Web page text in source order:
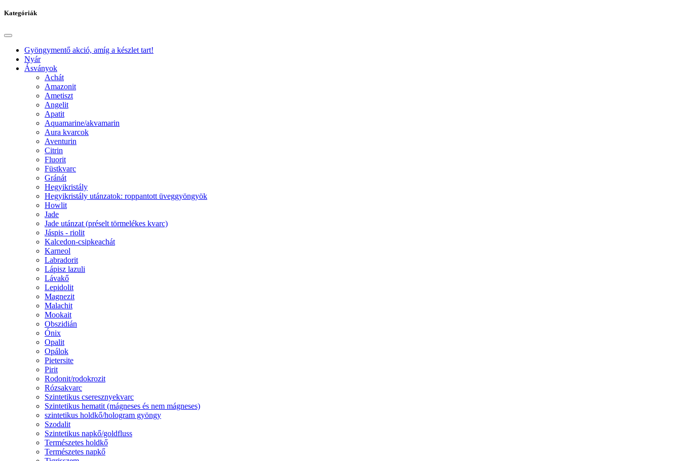
Kategóriák
Gyöngymentő akció, amíg a készlet tart!
Nyár
Ásványok
Achát
Amazonit
Ametiszt
Angelit
Apatit
Aquamarine/akvamarin
Aura kvarcok
Aventurin
Citrin
Fluorit
Füstkvarc
Gránát
Hegyikristály
Hegyikristály utánzatok: roppantott üveggyöngyök
Howlit
Jade
Jade utánzat (préselt törmelékes kvarc)
Jáspis - riolit
Kalcedon-csipkeachát
Karneol
Labradorit
Lápisz lazuli
Lávakő
Lepidolit
Magnezit
Malachit
Mookait
Obszidián
Ónix
Opalit
Opálok
Pietersite
Pirit
Rodonit/rodokrozit
Rózsakvarc
Szintetikus cseresznyekvarc
Szintetikus hematit (mágneses és nem mágneses)
szintetikus holdkő/hologram gyöngy
Szodalit
Szintetikus napkő/goldfluss
Természetes holdkő
Természetes napkő